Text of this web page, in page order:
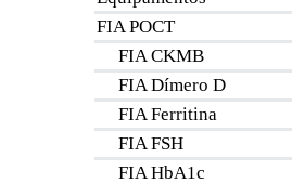
FIA POCT
FIA CKMB
FIA Dímero D
FIA Ferritina
FIA FSH
FIA HbA1c